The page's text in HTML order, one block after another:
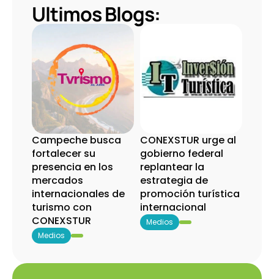
Ultimos Blogs:
Campeche busca
fortalecer su
presencia en los
mercados
internacionales de
turismo con
CONEXSTUR
Medios
CONEXSTUR urge al
gobierno federal
replantear la
estrategia de
promoción turística
internacional
Medios